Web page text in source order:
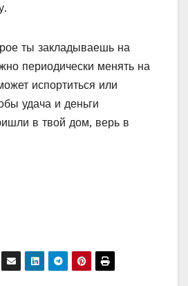
ты закладываешь на
периодически менять на
испортиться или
удача и деньги
в твой дом, верь в